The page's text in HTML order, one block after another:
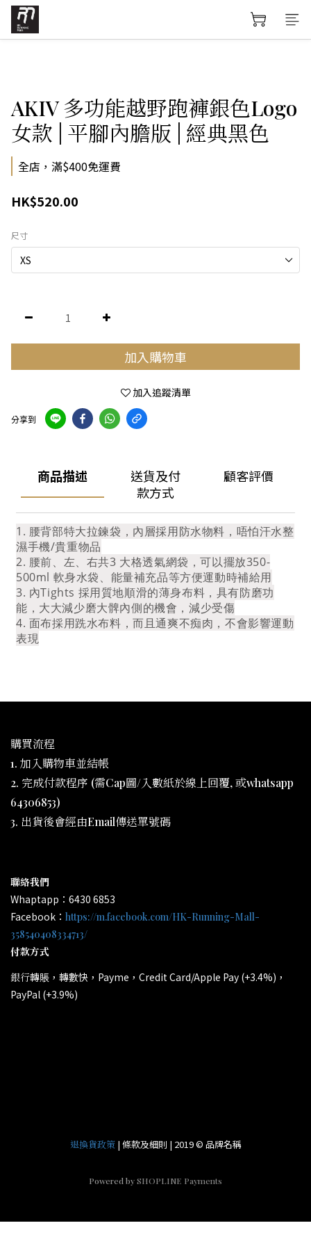
AKIV 多功能越野跑褲銀色Logo
女款 | 平腳內膽版 | 經典黑色
全店，滿$400免運費
HK$520.00
尺寸
加入購物車
加入追蹤清單
分享到
商品描述
送貨及付
款方式
顧客評價
1. 腰背部特大拉鍊袋，內層採用防水物料，唔怕汗水整
濕手機/貴重物品
2. 腰前、左、右共3 大格透氣網袋，可以擺放350-
500ml 軟身水袋、能量補充品等方便運動時補給用
3. 內Tights 採用質地順滑的薄身布料，具有防磨功
能，大大減少磨大髀內側的機會，減少受傷
4. 面布採用跣水布料，而且通爽不痴肉，不會影響運動
表現
購買流程
1. 加入購物車並結帳
2. 完成付款程序 (需Cap圖/入數紙於線上回覆, 或whatsapp
64306853)
3. 出貨後會經由Email傳送單號碼
聯絡我們
Whaptapp：6430 6853
Facebook： https://m.facebook.com/HK-Running-Mall-
358540408334713/
付款方式
銀行轉賬，轉數快，Payme，Credit Card/Apple Pay (+3.4%)，
PayPal (+3.9%)
退換貨政策| 條款及細則 | 2019 © 品牌名稱
Powered bySHOPLINE Payments